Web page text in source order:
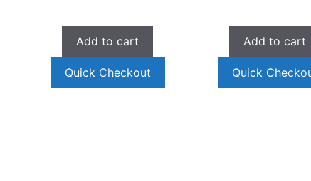
Add to cart
Quick Checkout
Add to cart
Quick